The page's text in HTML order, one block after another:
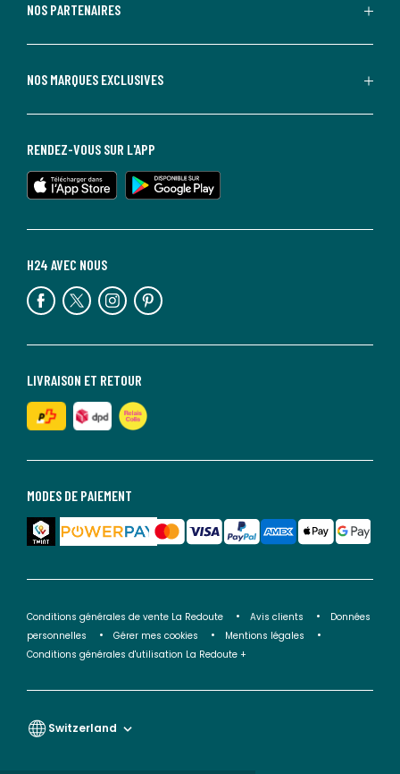
NOS PARTENAIRES
NOS MARQUES EXCLUSIVES
MODES DE PAIEMENT
LIVRAISON ET RETOUR
H24 AVEC NOUS
RENDEZ-VOUS SUR L'APP
Conditions générales de vente La Redoute Avis clients
Données
personnelles
Gérer mes cookies
Mentions légales
Conditions générales d'utilisation La Redoute +
Switzerland